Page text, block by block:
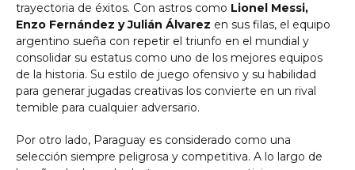
trayectoria de éxitos. Con astros como Lionel Messi,
Enzo Fernández y Julián Álvarez en sus filas, el equipo
argentino sueña con repetir el triunfo en el mundial y
consolidar su estatus como uno de los mejores equipos
de la historia. Su estilo de juego ofensivo y su habilidad
para generar jugadas creativas los convierte en un rival
temible para cualquier adversario.
Por otro lado, Paraguay es considerado como una
selección siempre peligrosa y competitiva. A lo largo de